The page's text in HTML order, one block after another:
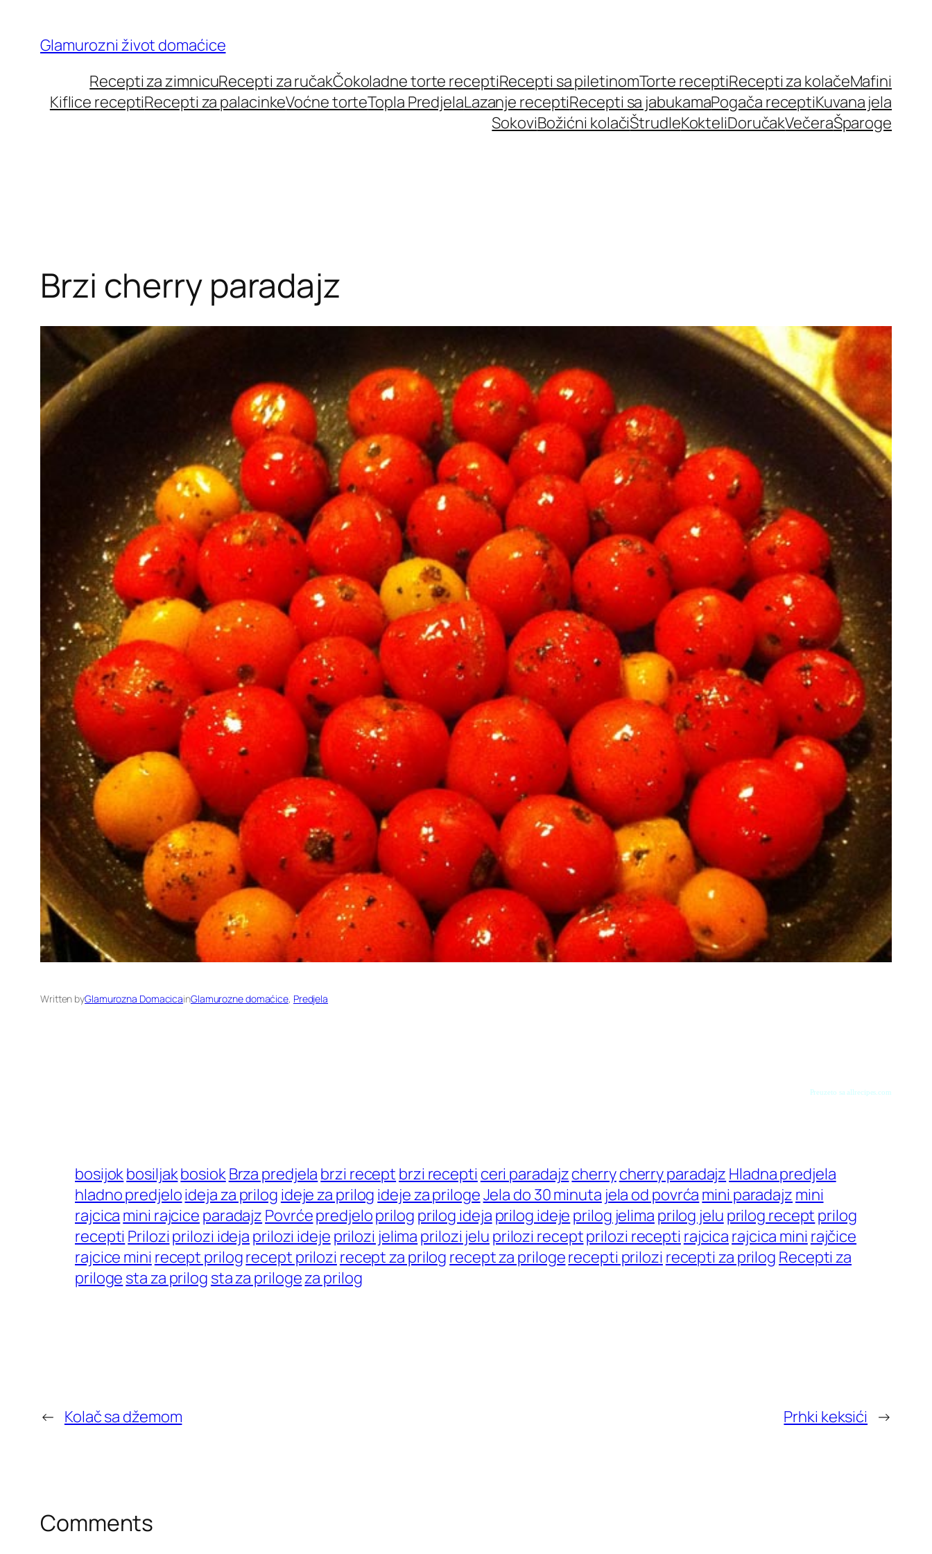
content
Glamurozni život domaćice
Recepti za zimnicuRecepti za ručakČokoladne torte receptiRecepti sa piletinomTorte receptiRecepti za kolačeMafini
Kiflice receptiRecepti za palacinkeVoćne torteTopla PredjelaLazanje receptiRecepti sa jabukamaPogača receptiKuvana jela
SokoviBožićni kolačiŠtrudleKokteliDoručakVečeraŠparoge
Brzi cherry paradajz
Written byGlamurozna DomacicainGlamurozne domaćice, Predjela
Preuzeto sa allrecipes.com
bosijokbosiljakbosiokBrza predjela brzi recept brzi recepti ceri paradajzcherrycherry paradajz Hladna predjela
hladno predjeloideja za prilog ideje za prilog ideje za prilogeJela do 30 minuta jela od povrća mini paradajz mini
rajcica mini rajcice paradajz Povrćepredjeloprilog prilog ideja prilog ideje prilog jelima prilog jelu prilog recept prilog
recepti Prilozi prilozi ideja prilozi ideje prilozi jelima prilozi jelu prilozi receptprilozi recepti rajcica rajcica mini rajčice
rajcice mini recept prilogrecept prilozi recept za prilog recept za prilogerecepti prilozi recepti za prilog Recepti za
priloge sta za prilog sta za prilogeza prilog
← Kolač sa džemom Prhki keksići →
Comments